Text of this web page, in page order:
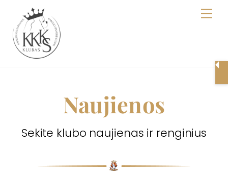
content
Naujienos
Sekite klubo naujienas ir renginius